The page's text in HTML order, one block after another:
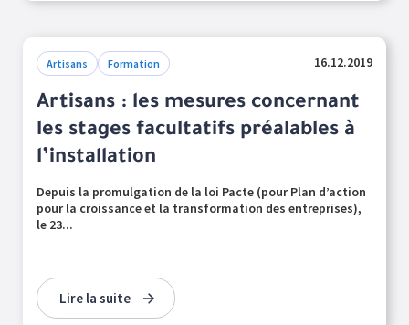
Artisans Formation 16.12.2019
Artisans : les mesures concernant
les stages facultatifs préalables à
l’installation
Depuis la promulgation de la loi Pacte (pour Plan d’action
pour la croissance et la transformation des entreprises),
le 23...
Lire la suite